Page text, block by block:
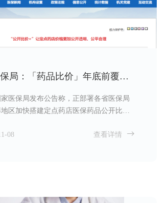
国家医保局：「药品比价」年底前覆盖所有定点药店
医保局发布公告称，正部署各省医保局
区加快搭建定点药店医保药品公开比价
动形成以市场为主导的价格比较机制。
08 查看详情